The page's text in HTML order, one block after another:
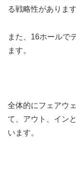
る戦略性があります
また、16ホールで
ます。
全体的にフェアウ
て、アウト、イン
います。